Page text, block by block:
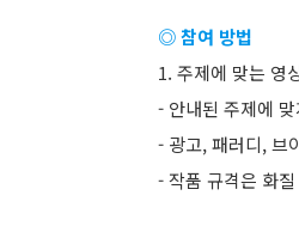
◎ 참여 방법
1. 주제에 맞는 영
- 안내된 주제에
- 광고, 패러디, 브
- 작품 규격은 화